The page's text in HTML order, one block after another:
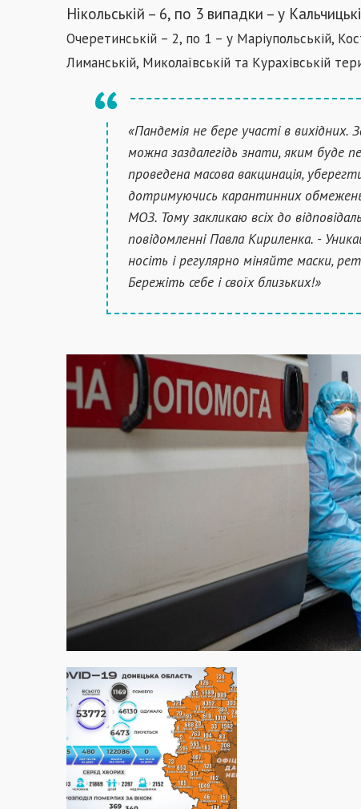
Нікольській – 6, по 3 випадки – у
Очеретинській – 2, по 1 – у Маріупольській,
Лиманській, Миколаївській та Курахівській
«Пандемія не бере участі в
можна заздалегідь знати, яким буде
проведена масова вакцинація,
дотримуючись карантинних
МОЗ. Тому закликаю всіх до
повідомленні Павла Кириленка. -
носіть і регулярно міняйте маски,
Бережіть себе і своїх близьких!»